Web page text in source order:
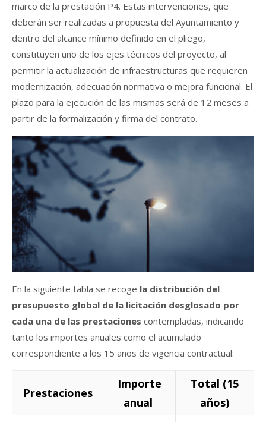
marco de la prestación P4. Estas intervenciones, que
deberán ser realizadas a propuesta del Ayuntamiento y
dentro del alcance mínimo definido en el pliego,
constituyen uno de los ejes técnicos del proyecto, al
permitir la actualización de infraestructuras que requieren
modernización, adecuación normativa o mejora funcional. El
plazo para la ejecución de las mismas será de 12 meses a
partir de la formalización y firma del contrato.
En la siguiente tabla se recoge la distribución del
presupuesto global de la licitación desglosado por
cada una de las prestaciones contempladas, indicando
tanto los importes anuales como el acumulado
correspondiente a los 15 años de vigencia contractual:
Prestaciones
Importe
anual
Total (15
años)